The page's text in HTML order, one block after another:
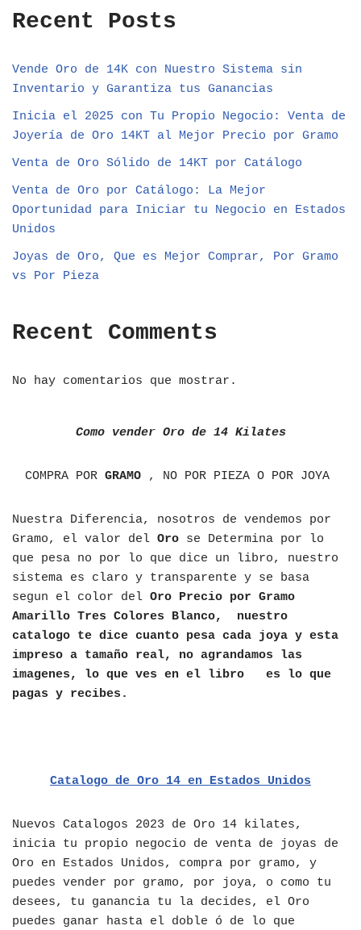
Recent Posts
Vende Oro de 14K con Nuestro Sistema sin
Inventario y Garantiza tus Ganancias
Inicia el 2025 con Tu Propio Negocio: Venta de
Joyería de Oro 14KT al Mejor Precio por Gramo
Venta de Oro Sólido de 14KT por Catálogo
Venta de Oro por Catálogo: La Mejor
Oportunidad para Iniciar tu Negocio en Estados
Unidos
Joyas de Oro, Que es Mejor Comprar, Por Gramo
vs Por Pieza
Recent Comments
No hay comentarios que mostrar.
Como vender Oro de 14 Kilates
COMPRA POR GRAMO , NO POR PIEZA O POR JOYA
Nuestra Diferencia, nosotros de vendemos por
Gramo, el valor del Oro se Determina por lo
que pesa no por lo que dice un libro, nuestro
sistema es claro y transparente y se basa
segun el color del Oro Precio por Gramo
Amarillo Tres Colores Blanco, nuestro
catalogo te dice cuanto pesa cada joya y esta
impreso a tamaño real, no agrandamos las
imagenes, lo que ves en el libro es lo que
pagas y recibes.
Catalogo de Oro 14 en Estados Unidos
Nuevos Catalogos 2023 de Oro 14 kilates,
inicia tu propio negocio de venta de joyas de
Oro en Estados Unidos, compra por gramo, y
puedes vender por gramo, por joya, o como tu
desees, tu ganancia tu la decides, el Oro
puedes ganar hasta el doble ó de lo que